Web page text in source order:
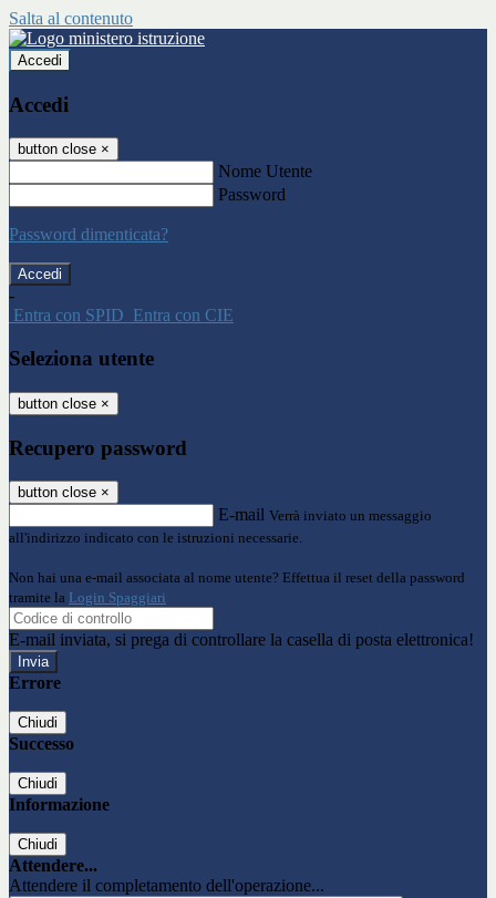
Salta al contenuto
Accedi
Accedi
button close ×
Nome Utente
Password
Password dimenticata?
-
Entra con SPID Entra con CIE
Seleziona utente
button close ×
Recupero password
button close ×
E-mail Verrà inviato un messaggio
all'indirizzo indicato con le istruzioni necessarie.
Non hai una e-mail associata al nome utente? Effettua il reset della password
tramite la Login Spaggiari
E-mail inviata, si prega di controllare la casella di posta elettronica!
Errore
Chiudi
Successo
Chiudi
Informazione
Chiudi
Attendere...
Attendere il completamento dell'operazione...